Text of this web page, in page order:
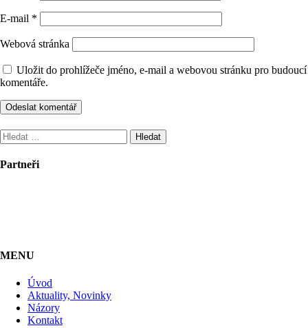
E-mail *
Webová stránka
Uložit do prohlížeče jméno, e-mail a webovou stránku pro budoucí
komentáře.
Vyhledávání
Partneři
MENU
Úvod
Aktuality, Novinky
Názory
Kontakt